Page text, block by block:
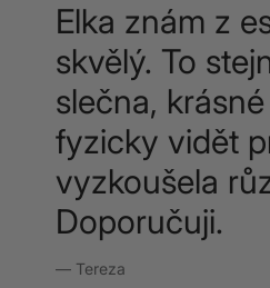
Elka znám z
skvělý. To
slečna,
fyzicky vidět
vyzkoušela
Doporučuji.
— Tereza